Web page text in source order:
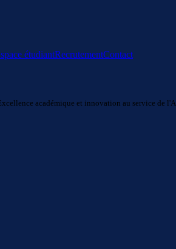
étudiantRecrutementContact
académique et innovation au service de